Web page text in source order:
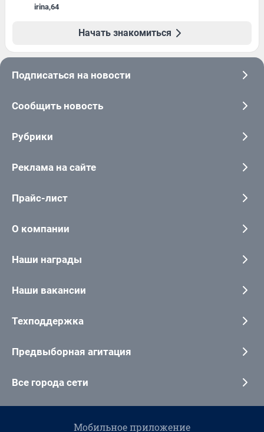
irina,64
Начать знакомиться
Подписаться на новости
Сообщить новость
Рубрики
Реклама на сайте
Прайс-лист
О компании
Наши награды
Наши вакансии
Техподдержка
Предвыборная агитация
Все города сети
Мобильное приложение